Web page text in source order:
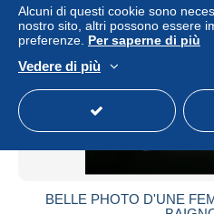
BELLE PHOTO D'UNE
Alcuni di questi cookie sono
nostro sito, altri possono essere
preferenze. Per saperne di più
Vedere di più